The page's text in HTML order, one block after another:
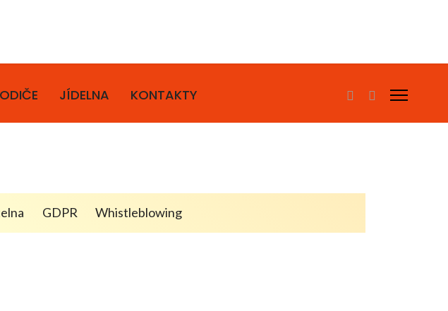
JÍDELNA KONTAKTY
GDPR Whistleblowing